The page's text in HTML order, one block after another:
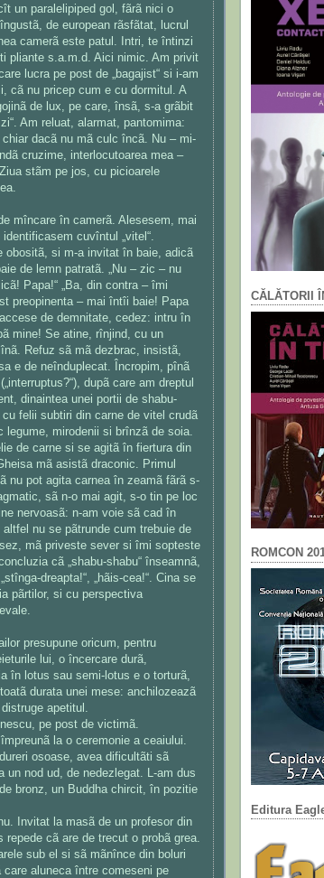
un paralelipiped gol, fãrã nici o
de european rãsfãtat, lucrul
camerã este patul. Intri, te întinzi
pliante s.a.m.d. Aici nimic. Am privit
lucra pe post de „bagajist“ si i-am
cã nu pricep cum e cu dormitul. A
de lux, pe care, însã, s-a grãbit
Am reluat, alarmat, pantomima:
dacã nu mã culc încã. Nu – mi-
cruzime, interlocutoarea mea –
stãm pe jos, cu picioarele
mîncare în camerã. Alesesem, mai
cuvîntul „vitel“.
obositã, si m-a invitat în baie, adicã
de lemn patratã. „Nu – zic – nu
Papa!“ „Ba, din contra – îmi
preopinenta – mai întîi baie! Papa
de demnitate, cedez: intru în
mine! Se atine, rînjind, cu un
Refuz sã mã dezbrac, insistã,
e de neînduplecat. Încropim, pînã
dupã care am dreptul
dinaintea unei portii de shabu-
felii subtiri din carne de vitel crudã
mirodenii si brînzã de soia.
de carne si se agitã în fiertura din
mã asistã draconic. Primul
nu pot agita carnea în zeamã fãrã s-
sã n-o mai agit, s-o tin pe loc
nervoasã: n-am voie sã cad în
nu se pãtrunde cum trebuie de
mã priveste sever si îmi sopteste
cã „shabu-shabu“ înseamnã,
dreapta!“, „hãis-cea!“. Cina se
pãrtilor, si cu perspectiva
presupune oricum, pentru
lui, o încercare durã,
în lotus sau semi-lotus e o torturã,
durata unei mese: anchilozeazã
apetitul.
pe post de victimã.
la o ceremonie a ceaiului.
osoase, avea dificultãti sã
un nod ud, de nedezlegat. L-am dus
bronz, un Buddha chircit, în pozitie
Invitat la masã de un profesor din
cã are de trecut o probã grea.
sub el si sã mãnînce din boluri
aluneca între comeseni pe
CĂLĂTORII
ROMCON
Editura